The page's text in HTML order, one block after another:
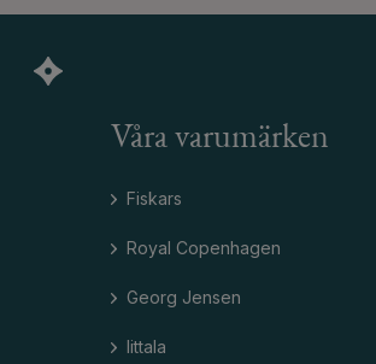
Våra varumärken
Fiskars
Royal Copenhagen
Georg Jensen
Iittala